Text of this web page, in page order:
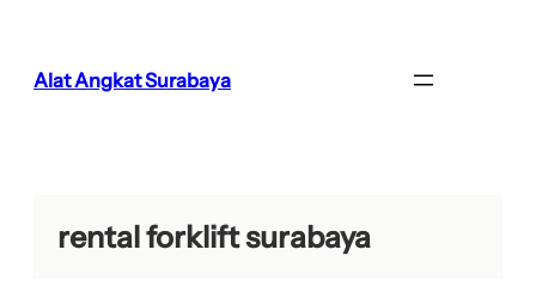
konten
Alat Angkat Surabaya
rental forklift surabaya